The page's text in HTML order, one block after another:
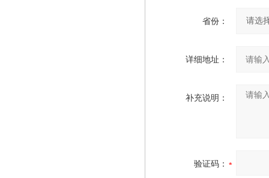
省份：
详细地址：
补充说明：
验证码：